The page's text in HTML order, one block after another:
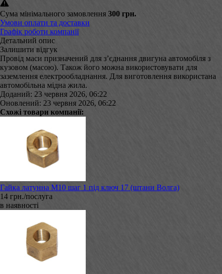
Сума мінімального замовлення 300 грн.
Умови оплати та доставки
Графік роботи компанії
Детальний опис
Залишити відгук
Провід маси призначений для з’єднання двигуна автомобіля з
кузовом (масою). Також його можна використовувати для
заземлення електрообладнання. Для виготовлення використана
автомобільна мідна жила.
Доданий: 23 червня 2026, 06:22
Оновлений: 23 червня 2026, 06:22
Схожі товари компанії:
Гайка латунна М10 шаг 1 під ключ 17 (штани Волга)
14 грн./послуга
в наявності